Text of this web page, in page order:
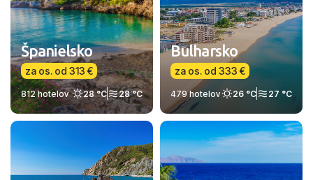
Španielsko
za os. od 313 €
812 hotelov 28 °C 28 °C
Bulharsko
za os. od 333 €
479 hotelov 26 °C 27 °C